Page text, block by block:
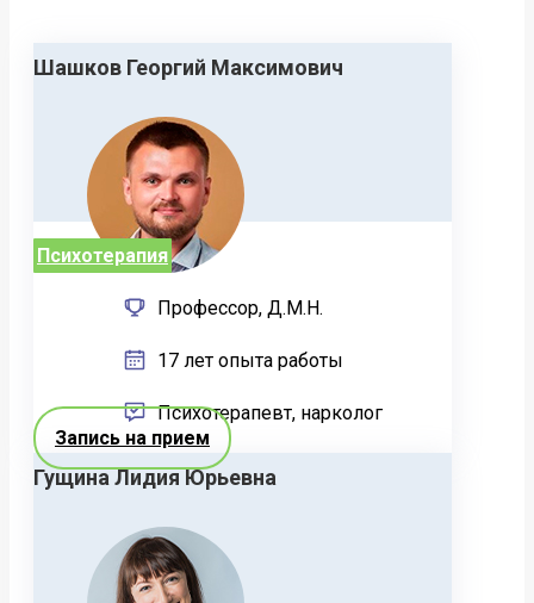
Шашков Георгий Максимович
Психотерапия
Профессор, Д.М.Н.
17 лет опыта работы
Психотерапевт, нарколог
Запись на прием
Гущина Лидия Юрьевна